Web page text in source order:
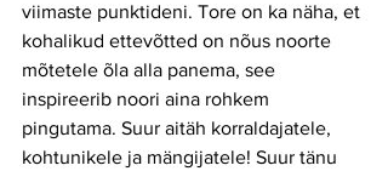
viimaste punktideni. Tore on ka näha, et
kohalikud ettevõtted on nõus noorte
mõtetele õla alla panema, see
inspireerib noori aina rohkem
pingutama. Suur aitäh korraldajatele,
kohtunikele ja mängijatele! Suur tänu